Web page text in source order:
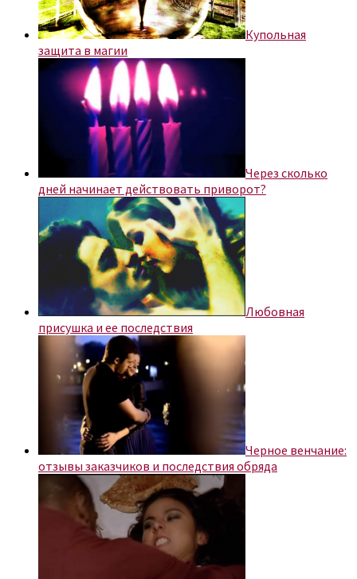
Купольная
защита в магии
Через сколько
дней начинает действовать приворот?
Любовная
присушка и ее последствия
Черное венчание:
отзывы заказчиков и последствия обряда